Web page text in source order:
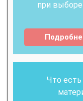
при
Что есть